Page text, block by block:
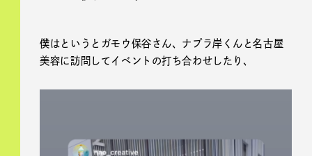
僕はというとガモウ保谷さん、ナプラ岸くんと名古屋
美容に訪問してイベントの打ち合わせしたり、